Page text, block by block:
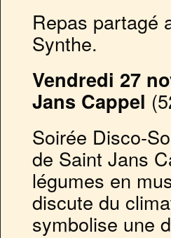
Repas partagé
Synthe.
Vendredi 27
Jans Cappel
Soirée Disco-
de Saint Jans
légumes en
discute du
symbolise une